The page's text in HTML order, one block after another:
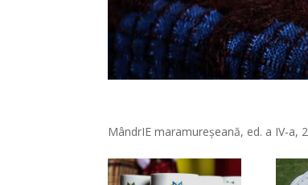
MândrIE maramureșeană, ed. a IV-a,